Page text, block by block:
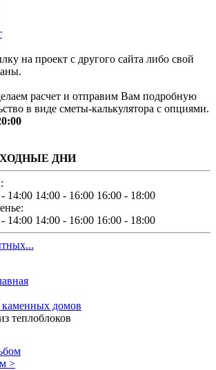
на проект с другого сайта либо свой
расчет и отправим Вам подробную
в виде сметы-калькулятора с опциями.
ДНИ
14:00 14:00 - 16:00 16:00 - 18:00
14:00 14:00 - 16:00 16:00 - 18:00
домов
теплоблоков
>